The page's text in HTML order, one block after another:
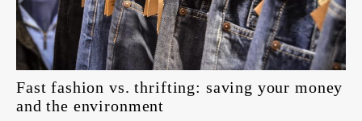
Fast fashion vs. thrifting: saving your money
and the environment